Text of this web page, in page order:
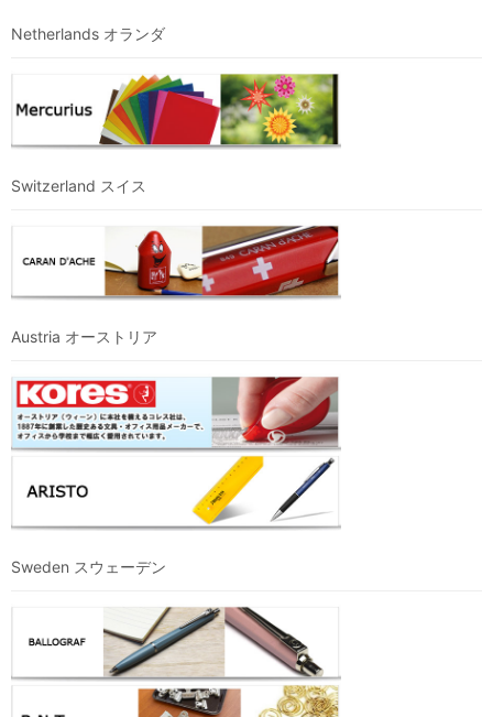
Netherlands オランダ
Switzerland スイス
Austria オーストリア
Sweden スウェーデン